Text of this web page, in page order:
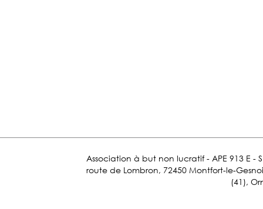
Association à but non lucratif - APE 913 E -
route de Lombron, 72450 Montfort-le-
(41),